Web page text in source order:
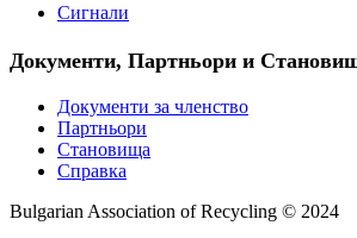
Сигнали
Документи, Партньори и
Документи за членство
Партньори
Становища
Справка
Bulgarian Association of Recycling © 2024